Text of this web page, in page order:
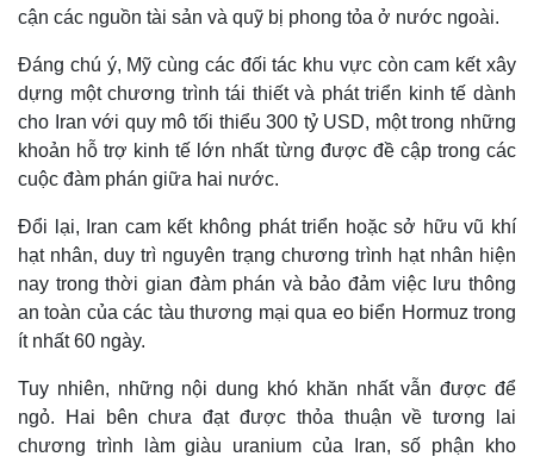
Thế giới
Cuộc sống đó đây
Hồ sơ
Ảnh
E-Magazine
Infographic
cận các nguồn tài sản và quỹ bị phong tỏa ở nước ngoài.
Đáng chú ý, Mỹ cùng các đối tác khu vực còn cam kết xây
dựng một chương trình tái thiết và phát triển kinh tế dành
cho Iran với quy mô tối thiểu 300 tỷ USD, một trong những
khoản hỗ trợ kinh tế lớn nhất từng được đề cập trong các
cuộc đàm phán giữa hai nước.
Đổi lại, Iran cam kết không phát triển hoặc sở hữu vũ khí
hạt nhân, duy trì nguyên trạng chương trình hạt nhân hiện
nay trong thời gian đàm phán và bảo đảm việc lưu thông
an toàn của các tàu thương mại qua eo biển Hormuz trong
ít nhất 60 ngày.
Tuy nhiên, những nội dung khó khăn nhất vẫn được để
ngỏ. Hai bên chưa đạt được thỏa thuận về tương lai
chương trình làm giàu uranium của Iran, số phận kho